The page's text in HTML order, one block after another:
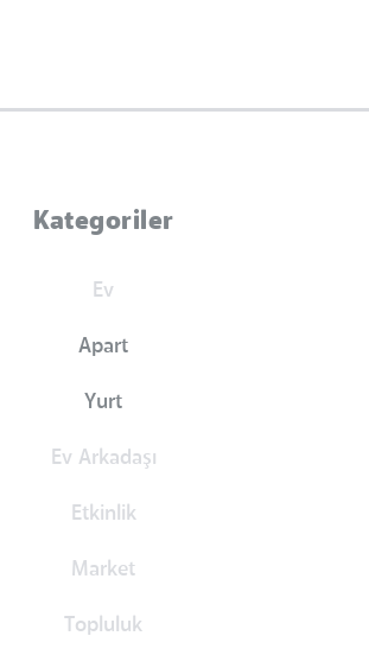
Kategoriler
Ev
Apart
Yurt
Ev Arkadaşı
Etkinlik
Market
Topluluk